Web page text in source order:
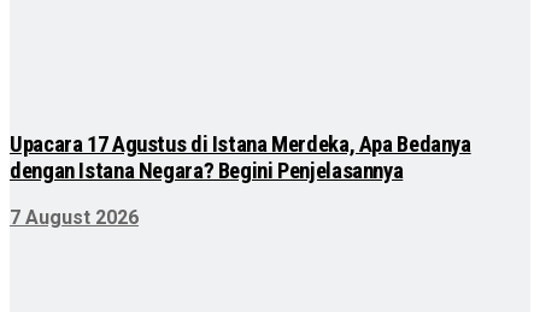
Upacara 17 Agustus di Istana Merdeka, Apa Bedanya
dengan Istana Negara? Begini Penjelasannya
7 August 2026